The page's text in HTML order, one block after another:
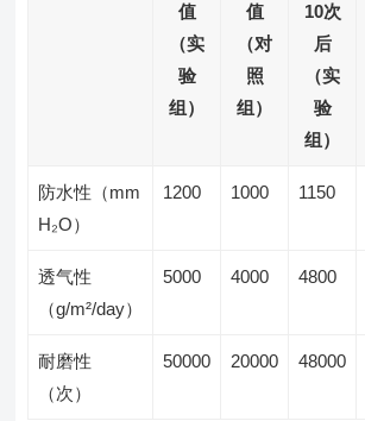
值
（实
验
组）
值
（对
照
组）
10次
后
（实
验
组）
防水性（mm
H₂O）
1200 1000 1150
透气性
（g/m²/day）
5000 4000 4800
耐磨性
（次）
50000 20000 48000